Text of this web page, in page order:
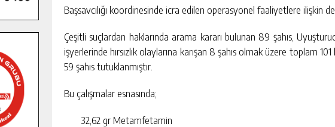
Başsavcılığı koordinesinde icra edilen operasyonel faaliyetlere ilişkin
Çeşitli suçlardan haklarında arama kararı bulunan 89 şahıs,
işyerlerinde hırsızlık olaylarına karışan 8 şahıs olmak üzere toplam
59 şahıs tutuklanmıştır.
Bu çalışmalar esnasında;
32,62 gr Metamfetamin